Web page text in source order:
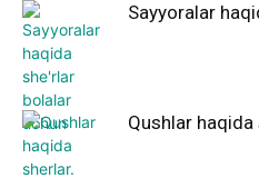
Sayyoralar
Qushlar haqida